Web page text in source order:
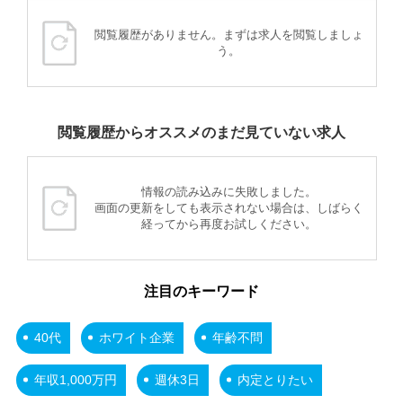
閲覧履歴がありません。まずは求人を閲覧しましょ
う。
閲覧履歴からオススメのまだ見ていない求人
情報の読み込みに失敗しました。
画面の更新をしても表示されない場合は、しばらく
経ってから再度お試しください。
注目のキーワード
40代 ホワイト企業 年齢不問
年収1,000万円 週休3日 内定とりたい